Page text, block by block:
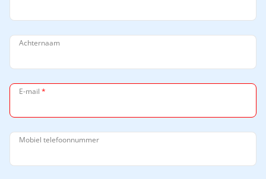
Achternaam
E-mail *
Mobiel telefoonnummer